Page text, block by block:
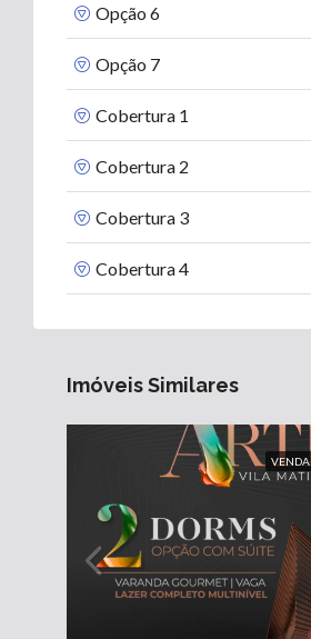
Opção 6
Opção 7
Cobertura 1
Cobertura 2
Cobertura 3
Cobertura 4
Imóveis Similares
VENDA